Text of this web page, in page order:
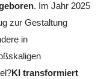
. Im Jahr 2025
zur Gestaltung
in
KI transformiert